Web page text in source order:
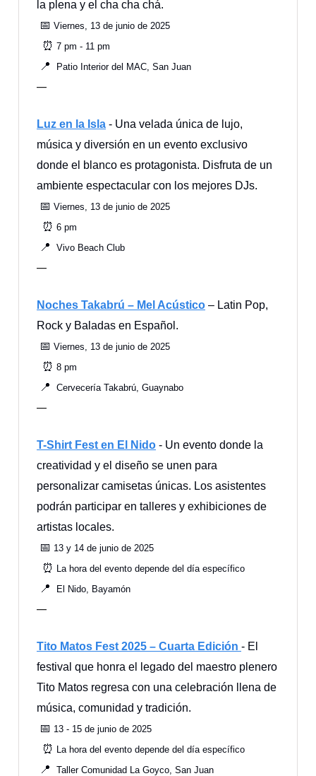
la plena y el cha cha chá.
📅 Viernes, 13 de junio de 2025
⏰ 7 pm - 11 pm
📍 Patio Interior del MAC, San Juan
—
Luz en la Isla - Una velada única de lujo,
música y diversión en un evento exclusivo
donde el blanco es protagonista. Disfruta de un
ambiente espectacular con los mejores DJs.
📅 Viernes, 13 de junio de 2025
⏰ 6 pm
📍 Vivo Beach Club
—
Noches Takabrú – Mel Acústico – Latin Pop,
Rock y Baladas en Español.
📅 Viernes, 13 de junio de 2025
⏰ 8 pm
📍 Cervecería Takabrú, Guaynabo
—
T-Shirt Fest en El Nido - Un evento donde la
creatividad y el diseño se unen para
personalizar camisetas únicas. Los asistentes
podrán participar en talleres y exhibiciones de
artistas locales.
📅 13 y 14 de junio de 2025
⏰ La hora del evento depende del día específico
📍 El Nido, Bayamón
—
Tito Matos Fest 2025 – Cuarta Edición - El
festival que honra el legado del maestro plenero
Tito Matos regresa con una celebración llena de
música, comunidad y tradición.
📅 13 - 15 de junio de 2025
⏰ La hora del evento depende del día específico
📍 Taller Comunidad La Goyco, San Juan